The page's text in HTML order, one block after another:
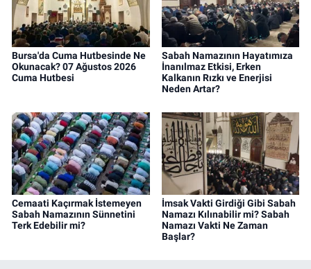
Bursa'da Cuma Hutbesinde Ne
Okunacak? 07 Ağustos 2026
Cuma Hutbesi
Sabah Namazının Hayatımıza
İnanılmaz Etkisi, Erken
Kalkanın Rızkı ve Enerjisi
Neden Artar?
Cemaati Kaçırmak İstemeyen
Sabah Namazının Sünnetini
Terk Edebilir mi?
İmsak Vakti Girdiği Gibi Sabah
Namazı Kılınabilir mi? Sabah
Namazı Vakti Ne Zaman
Başlar?